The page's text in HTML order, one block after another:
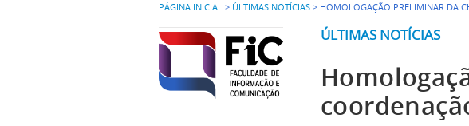
PÁGINA INICIAL > ÚLTIMAS NOTÍCIAS > HOMOLOGAÇÃO PRELIMINAR DA
ÚLTIMAS NOTÍCIAS